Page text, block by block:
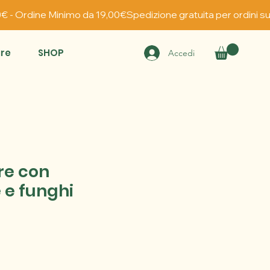
SHOP Accedi
con
funghi